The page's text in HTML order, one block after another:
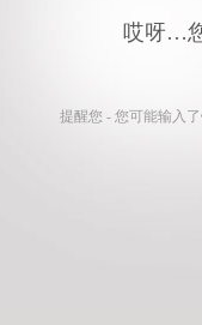
哎呀…
提醒您 - 您可能输入